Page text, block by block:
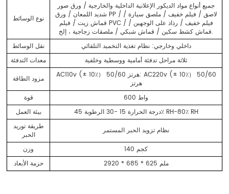
نوع الوسائط
جميع أنواع مواد الديكور الإعلانية الداخلية والخارجية / ورق صور
شديد اللمعان / ورق PP / لاصق / فيلم خفيف / ملصق سيارة /
قماش زيت / فيلم PVC / فيلم خفيف / رذاذ على الوجهين /
قماش كشط سكين / قماش شبكي / ملصقات زجاجية ، إلخ.
نقل الوسائط
داخلي وخارجي: نظام تغذية التخميد التلقائي
معدات التدفئة
ثلاثة مراحل تدفئة أمامية ووسطية وخلفية
مزود الطاقة
AC110v (± 10٪） 50/60 هرتز: AC220v (± 10٪） 50/60
هرتز
قوة
600 واط
بيئة العمل
درجة الحرارة 15 -30 الرطوبة 45٪ RH-80٪ RH
طريقة توريد
الحبر
نظام تزويد الحبر المستمر
وزن
140 كجم
حزمة الأبعاد
2920 * 685 * 625 ملم